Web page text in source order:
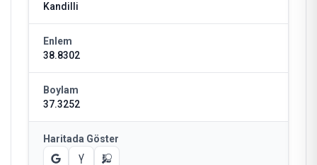
Kandilli
Enlem
38.8302
Boylam
37.3252
Haritada Göster